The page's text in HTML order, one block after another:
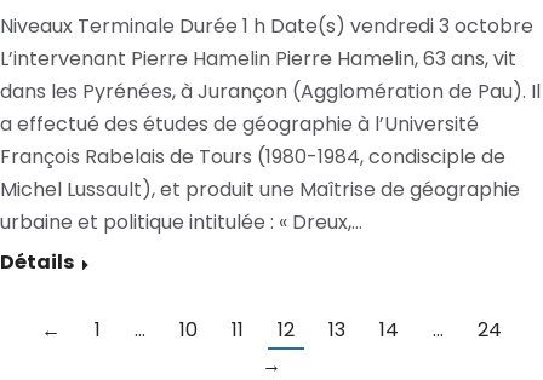
Niveaux Terminale Durée 1 h Date(s) vendredi 3 octobre
L’intervenant Pierre Hamelin Pierre Hamelin, 63 ans, vit
dans les Pyrénées, à Jurançon (Agglomération de Pau). Il
a effectué des études de géographie à l’Université
François Rabelais de Tours (1980-1984, condisciple de
Michel Lussault), et produit une Maîtrise de géographie
urbaine et politique intitulée : « Dreux,…
Détails
← 1 … 10 11 12 13 14 …
24
→